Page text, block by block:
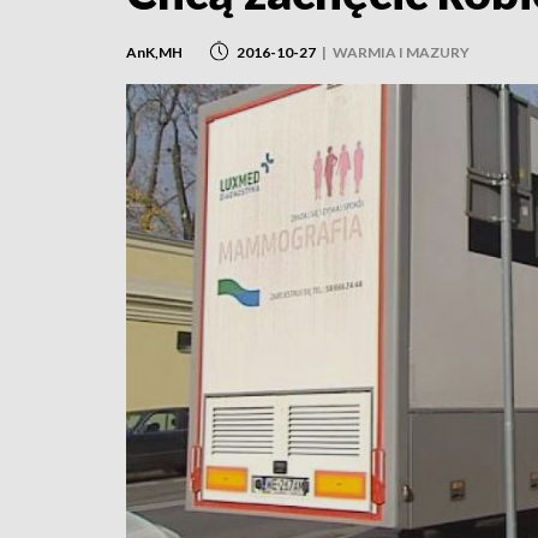
AnK,MH 2016-10-27 | WARMIA I MAZURY